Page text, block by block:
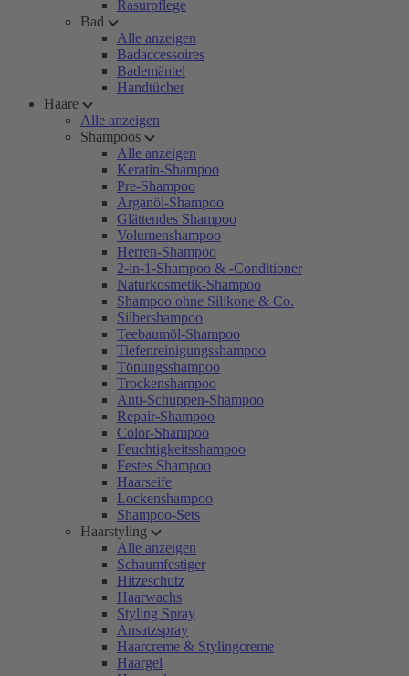
Rasurpflege
Bad
Alle anzeigen
Badaccessoires
Bademäntel
Handtücher
Haare
Alle anzeigen
Shampoos
Alle anzeigen
Keratin-Shampoo
Pre-Shampoo
Arganöl-Shampoo
Glättendes Shampoo
Volumenshampoo
Herren-Shampoo
2-in-1-Shampoo & -Conditioner
Naturkosmetik-Shampoo
Shampoo ohne Silikone & Co.
Silbershampoo
Teebaumöl-Shampoo
Tiefenreinigungsshampoo
Tönungsshampoo
Trockenshampoo
Anti-Schuppen-Shampoo
Repair-Shampoo
Color-Shampoo
Feuchtigkeitsshampoo
Festes Shampoo
Haarseife
Lockenshampoo
Shampoo-Sets
Haarstyling
Alle anzeigen
Schaumfestiger
Hitzeschutz
Haarwachs
Styling Spray
Ansatzspray
Haarcreme & Stylingcreme
Haargel